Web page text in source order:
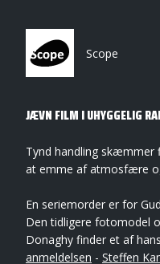
Scope
JÆVN FILM I UHYGGELIG
Tynd handling skæmmer
at emme af atmosfære
En seriemorder er for
Den tidligere fotomodel
Donaghy finder et af
anmeldelsen - Steffen